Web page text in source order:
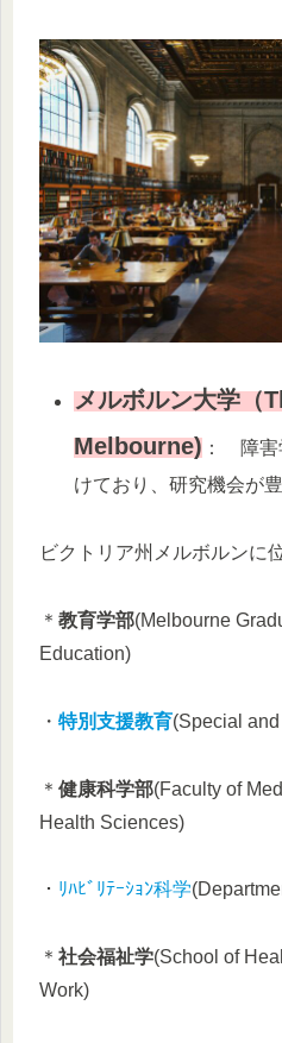
メルボルン大学（
Melbourne) ： 障害
けており、研究機会が豊
ビクトリア州メルボルンに
＊ 教育学部(Melbourne
Education)
・ 特別支援教育(Special
＊ 健康科学部(Faculty of
Health Sciences)
・ ﾘﾊﾋﾞﾘﾃｰｼｮﾝ科学
＊ 社会福祉学(School of
Work)